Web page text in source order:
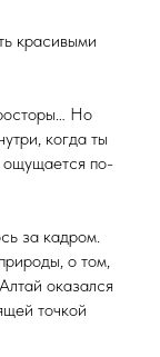
красивыми
Но
когда ты
ощущается по-
за кадром.
о том,
оказался
точкой